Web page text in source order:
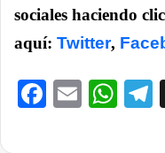
sociales haciendo clic
aquí: Twitter,
Email